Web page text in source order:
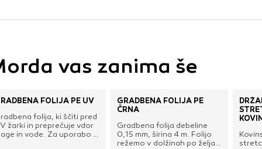
vas zanima še
FOLIJA PE UV
folija, ki ščiti pred
žarki in preprečuje vdor
in vode. Za uporabo v
GRADBENA FOLIJA PE
ČRNA
Gradbena folija debeline
0,15 mm, širina 4 m. Folijo
režemo v dolžinah po željah
Pri delu uporabljajo edinstveno prepoznavanje